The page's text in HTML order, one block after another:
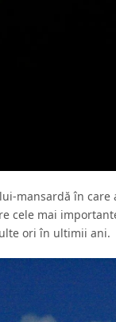
mansardă în
cele mai
ori în ultimii ani.